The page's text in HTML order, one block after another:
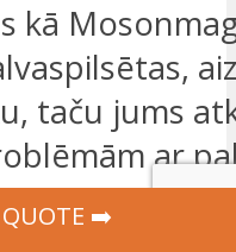
kā
taču jums
ar
Iespējams,
QUOTE ➡️